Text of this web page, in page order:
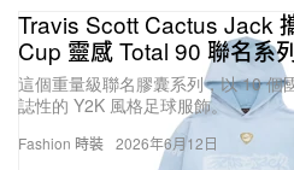
Fashion 時裝
Travis Scott Cactus Jack
Cup 靈感 Total 90 聯名系
這個重量級聯名膠囊系列，以 10 個
誌性的 Y2K 風格足球服飾。
2026年6月12日